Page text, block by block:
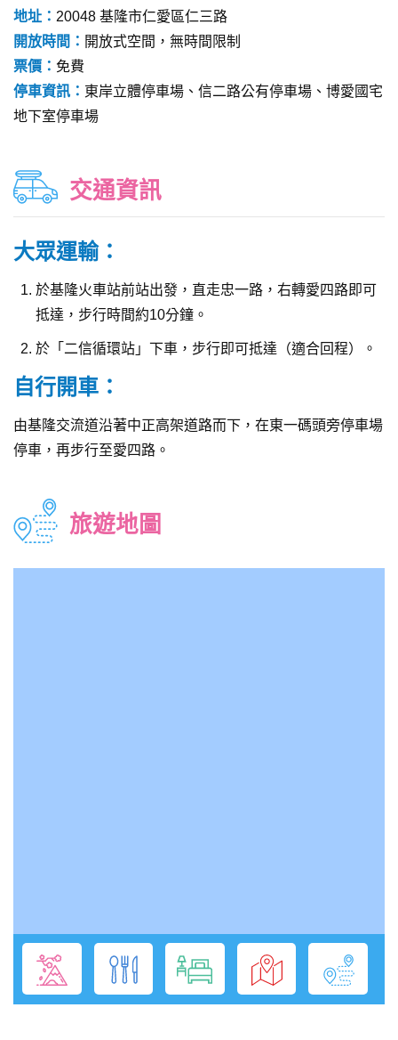
地址： 20048 基隆市仁愛區仁三路
開放時間： 開放式空間，無時間限制
票價： 免費
停車資訊： 東岸立體停車場、信二路公有停車場、博愛國宅
地下室停車場
交通資訊
大眾運輸：
於基隆火車站前站出發，直走忠一路，右轉愛四路即可
抵達，步行時間約10分鐘。
於「二信循環站」下車，步行即可抵達（適合回程）。
自行開車：
由基隆交流道沿著中正高架道路而下，在東一碼頭旁停車場
停車，再步行至愛四路。
旅遊地圖